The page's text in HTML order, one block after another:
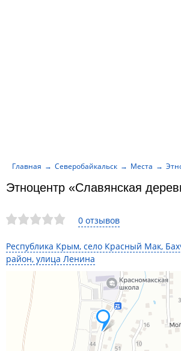
0 отзывов
Республика Крым, село Красный Мак,
район, улица Ленина
Этноцентр «Славянская
Главная Северобайкальск Места